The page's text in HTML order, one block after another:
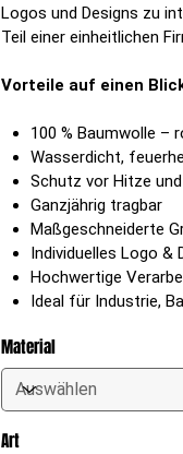
Logos und Designs zu
Teil einer einheitlichen
Vorteile auf einen
100 % Baumwolle –
Wasserdicht,
Schutz vor Hitze
Ganzjährig tragbar
Maßgeschneiderte
Individuelles Logo &
Hochwertige
Ideal für Industrie,
Material
Art